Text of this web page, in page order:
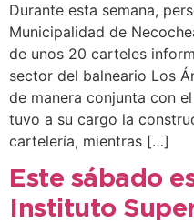
Durante esta semana,
Municipalidad de
de unos 20 carteles
sector del balneario Los
de manera conjunta con
tuvo a su cargo la
cartelería, mientras […]
Este sábado
Instituto